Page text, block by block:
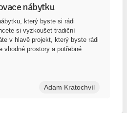
nábytku
který byste si rádi
si vyzkoušet tradiční
v hlavě projekt, který byste rádi
vhodné prostory a potřebné
Adam Kratochvíl